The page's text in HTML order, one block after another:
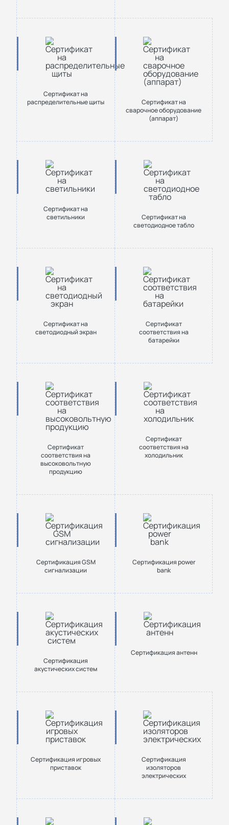
Сертификат на
распределительные щиты
Сертификат на
сварочное оборудование
(аппарат)
Сертификат на
светильники
Сертификат на
светодиодное табло
Сертификат на
светодиодный экран
Сертификат
соответствия на
батарейки
Сертификат
соответствия на
высоковольтную
продукцию
Сертификат
соответствия на
холодильник
Сертификация GSM
сигнализации
Сертификация power
bank
Сертификация
акустических систем
Сертификация антенн
Сертификация игровых
приставок
Сертификация
изоляторов
электрических